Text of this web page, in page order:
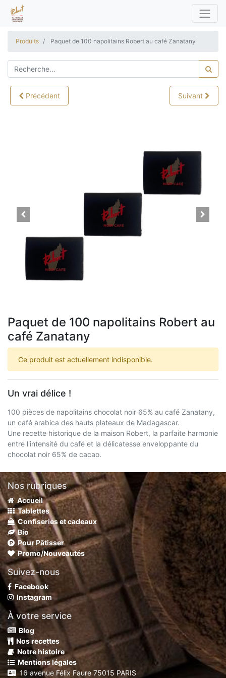
Produits Paquet de 100 napolitains Robert au café Zanatany
Précédent Suivant
Paquet de 100 napolitains Robert au
café Zanatany
Ce produit est actuellement indisponible.
Un vrai délice !
100 pièces de napolitains chocolat noir 65% au café Zanatany,
un café arabica des hauts plateaux de Madagascar.
Une recette historique de la maison Robert, la parfaite harmonie
entre l'intensité du café et la délicatesse enveloppante du
chocolat noir 65% de cacao.
Nos rubriques
Accueil
Tablettes
Confiseries et cadeaux
Bio
Pour Pâtisser
Promo/Nouveautés
Suivez-nous
Facebook
Instagram
À votre service
Blog
Nos recettes
Notre histoire
Mentions légales
16 avenue Félix Faure 75015 PARIS